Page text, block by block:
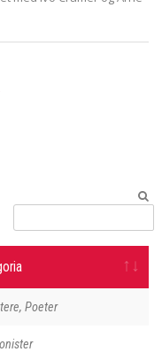
Poeter